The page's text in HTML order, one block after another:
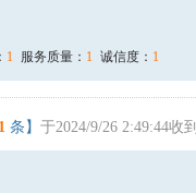
1 服务质量： 1 诚信度： 1
1 条】 于2024/9/26 2:49:44收到